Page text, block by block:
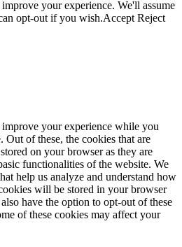
your experience. We'll assume
opt-out if you wish.Accept Reject
your experience while you
Out of these, the cookies that are
on your browser as they are
functionalities of the website. We
help us analyze and understand how
will be stored in your browser
have the option to opt-out of these
of these cookies may affect your